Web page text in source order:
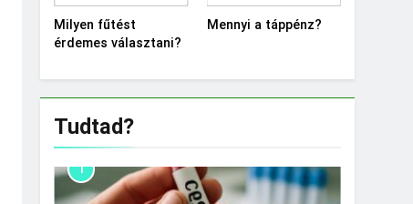
Milyen fűtést
érdemes választani?
Mennyi a táppénz?
Tudtad?
1